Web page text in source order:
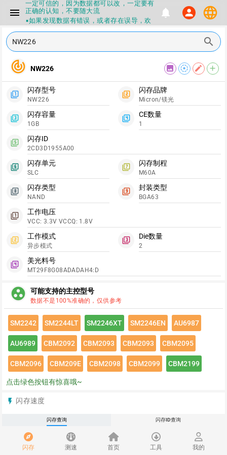
menu
一定可信的，因为数据都可以改，一定要有
正确的认知，不要随大流
▪如果发现数据有错误，或者存在误导，欢
迎积极反馈，Flashinfo尽量维护最正确的
▪Flashinfo APP更新技术规格和量产工具标
签啦，使用更加丝滑，快点击下载吧
下载服务会暂停一段时间才能恢复
本来就有不确定性，任何第三方工具提供的
数据都不要100%相信，包括量产工具都不
一定可信的，因为数据都可以改，一定要有
正确的认知，不要随大流
▪如果发现数据有错误，或者存在误导，欢
迎积极反馈，Flashinfo尽量维护最正确的
指导性数据
▪Flashinfo APP更新技术规格和量产工具标
签啦，使用更加丝滑，快点击下载吧
notifications person language
闪存 测速 首页 工具 我的
search
track_changes NW226 image filter_tilt_shift edit add
filter_1
闪存型号
NW226
filter_2
闪存品牌
Micron/镁光
filter_3
闪存容量
1GB
filter_4
CE数量
1
filter_5
闪存ID
2CD3D1955A00
filter_6
闪存单元
SLC
filter_7
闪存制程
M60A
filter_8
闪存类型
NAND
filter_9
封装类型
BGA63
filter_1
工作电压
VCC: 3.3V VCCQ: 1.8V
filter_2
工作模式
异步模式
filter_3
Die数量
2
filter_4
美光料号
MT29F8G08ADADAH4:D
group_work 可能支持的主控型号
数据不是100%准确的，仅供参考
SM2242 SM2244LT SM2246XT SM2246EN AU6987
AU6989 CBM2092 CBM2093 CBM2093 CBM2095
CBM2096 CBM209E CBM2098 CBM2099 CBM2199
点击绿色按钮有惊喜哦~
flash_on 闪存速度
推荐
闪存查询 闪存ID查询